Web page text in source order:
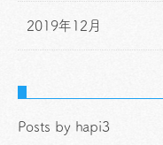
2019年12月
Posts by hapi3